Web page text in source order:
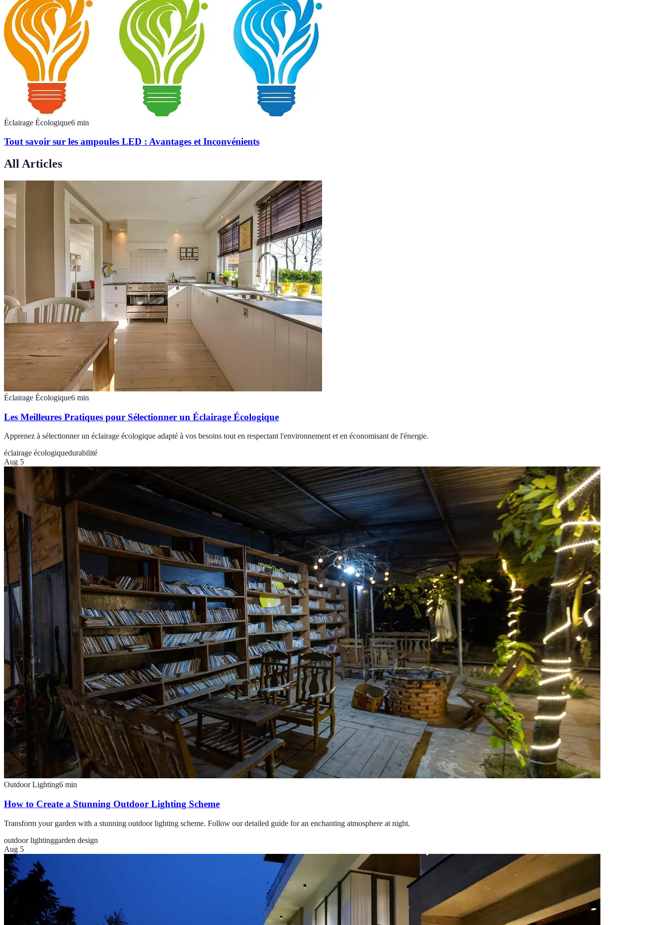
Éclairage Écologique6 min
Tout savoir sur les ampoules LED : Avantages et Inconvénients
All Articles
Éclairage Écologique6 min
Les Meilleures Pratiques pour Sélectionner un Éclairage Écologique
Apprenez à sélectionner un éclairage écologique adapté à vos besoins tout en respectant l'environnement et en économisant de l'énergie.
éclairage écologiquedurabilité
Aug 5
Outdoor Lighting6 min
How to Create a Stunning Outdoor Lighting Scheme
Transform your garden with a stunning outdoor lighting scheme. Follow our detailed guide for an enchanting atmosphere at night.
outdoor lightinggarden design
Aug 5